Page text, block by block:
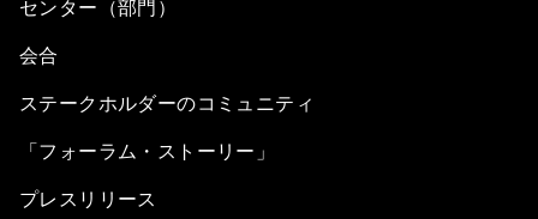
センター（部門）
会合
ステークホルダーのコミュニティ
「フォーラム・ストーリー」
プレスリリース